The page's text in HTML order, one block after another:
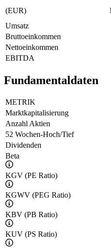
(EUR)
Umsatz
Bruttoeinkommen
Nettoeinkommen
EBITDA
Fundamentaldaten
METRIK
Marktkapitalisierung
Anzahl Aktien
52 Wochen-Hoch/Tief
Dividenden
Beta
KGV (PE Ratio)
KGWV (PEG Ratio)
KBV (PB Ratio)
KUV (PS Ratio)